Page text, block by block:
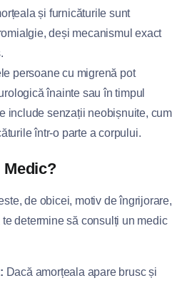
și furnicăturile sunt
deși mecanismul exact
persoane cu migrenă pot
înainte sau în timpul
include senzații neobișnuite, cum
într-o parte a corpului.
Medic?
de obicei, motiv de îngrijorare,
determine să consulți un medic
Dacă amorțeala apare brusc și